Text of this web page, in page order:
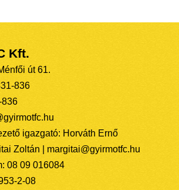
Kft.
út 61.
836
836
igazgató: Horváth Ernő
Zoltán | margitai@gyirmotfc.hu
08 09 016084
2-08